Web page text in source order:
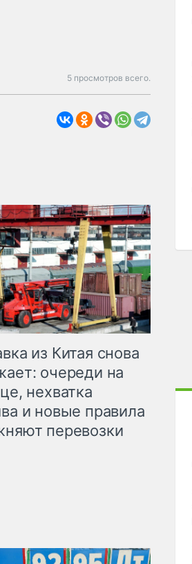
5 просмотров всего.
из Китая снова
очереди на
нехватка
и новые правила
перевозки